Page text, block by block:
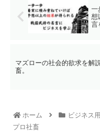
一
想
言
マズローの社会的欲求を解
畜。
ホーム ビジネス
プロ社畜